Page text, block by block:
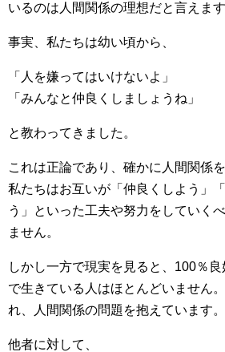
いるのは人間関係の理想だと言えます
事実、私たちは幼い頃から、
「人を嫌ってはいけないよ」
「みんなと仲良くしましょうね」
と教わってきました。
これは正論であり、確かに人間関係
私たちはお互いが「仲良くしよう」
う」といった工夫や努力をしていく
ません。
しかし一方で現実を見ると、100％
で生きている人はほとんどいません
れ、人間関係の問題を抱えています。
他者に対して、